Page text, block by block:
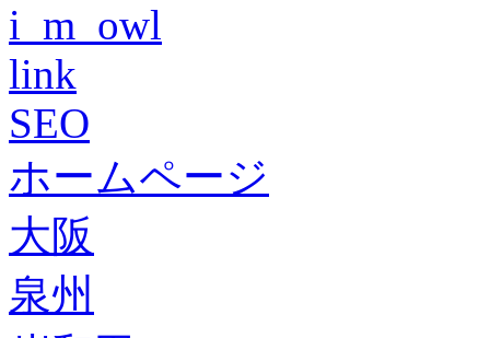
i_m_owl
link
SEO
ホームページ
大阪
泉州